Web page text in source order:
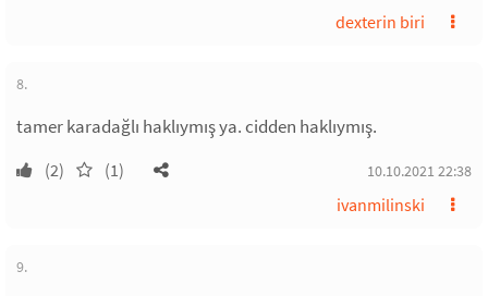
dexterin biri
8.
tamer karadağlı haklıymış ya. cidden haklıymış.
(2) (1) 10.10.2021 22:38
ivanmilinski
9.